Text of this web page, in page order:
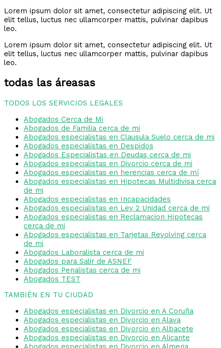
Lorem ipsum dolor sit amet, consectetur adipiscing elit. Ut
elit tellus, luctus nec ullamcorper mattis, pulvinar dapibus
leo.
Lorem ipsum dolor sit amet, consectetur adipiscing elit. Ut
elit tellus, luctus nec ullamcorper mattis, pulvinar dapibus
leo.
todas las áreasas
TODOS LOS SERVICIOS LEGALES
Abogados Cerca de Mi
Abogados de Familia cerca de mi
Abogados especialistas en Clausula Suelo cerca de mi
Abogados especialistas en Despidos
Abogados Especialistas en Deudas cerca de mi
Abogados especialistas en Divorcio cerca de mi
Abogados especialistas en herencias cerca de mí
Abogados especialistas en Hipotecas Multidivisa cerca
de mi
Abogados especialistas en Incapacidades
Abogados especialistas en Ley 2 Unidad cerca de mi
Abogados especialistas en Reclamacion Hipotecas
cerca de mi
Abogados especialistas en Tarjetas Revolving cerca
de mi
Abogados Laboralista cerca de mi
Abogados para Salir de ASNEF
Abogados Penalistas cerca de mi
Abogados TEST
TAMBIÉN EN TU CIUDAD
Abogados especialistas en Divorcio en A Coruña
Abogados especialistas en Divorcio en Alava
Abogados especialistas en Divorcio en Albacete
Abogados especialistas en Divorcio en Alicante